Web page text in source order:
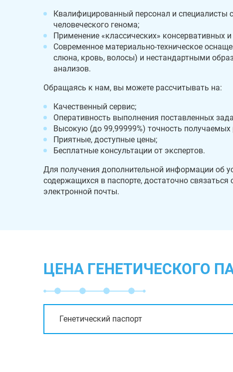
Квалифицированный персонал и специалисты
человеческого генома;
Применение «классических» консервативных
Современное материально-техническое
слюна, кровь, волосы) и нестандартными
анализов.
Обращаясь к нам, вы можете рассчитывать на:
Качественный сервис;
Оперативность выполнения поставленных
Высокую (до 99,99999%) точность получаемых
Приятные, доступные цены;
Бесплатные консультации от экспертов.
Для получения дополнительной информации об
содержащихся в паспорте, достаточно
электронной почты.
ЦЕНА ГЕНЕТИЧЕСКОГО
Генетический паспорт